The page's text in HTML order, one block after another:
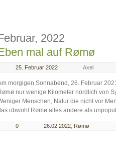
2022
mal auf Rømø
25. Februar 2022 Axel
morgigen Sonnabend, 26. Februar
nur wenige Kilometer nördlich von
Menschen, Natur die nicht vor
obwohl Rømø alles andere als
0 26.02.2022 Rømø